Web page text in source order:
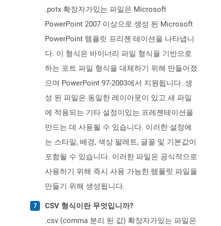
.potx 확장자가있는 파일은 Microsoft
PowerPoint 2007 이상으로 생성 된 Microsoft
PowerPoint 템플릿 프리젠 테이션을 나타냅니
다. 이 형식은 바이너리 파일 형식을 기반으로
하는 포트 파일 형식을 대체하기 위해 만들어졌
으며 PowerPoint 97-2003에서 지원됩니다. 생
성 된 파일은 동일한 레이아웃이 있고 새 파일
에 적용되는 기타 설정이있는 프레젠테이션을
만드는 데 사용될 수 있습니다. 이러한 설정에
는 스타일, 배경, 색상 팔레트, 글꼴 및 기본값이
포함될 수 있습니다. 이러한 파일은 공식적으로
사용하기 위해 즉시 사용 가능한 템플릿 파일을
만들기 위해 생성됩니다.
CSV 형식이란 무엇입니까?
.csv (comma 분리 된 값) 확장자가있는 파일은